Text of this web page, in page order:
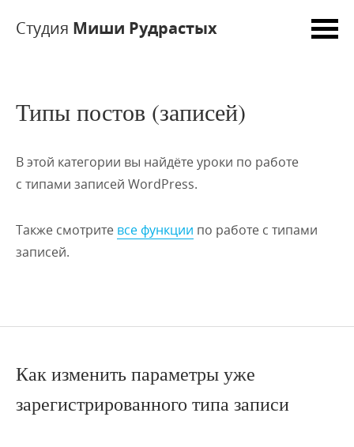
Студия Миши Рудрастых
Типы постов (записей)
В этой категории вы найдёте уроки по работе
с типами записей WordPress.
Также смотрите все функции по работе с типами
записей.
Как изменить параметры уже
зарегистрированного типа записи